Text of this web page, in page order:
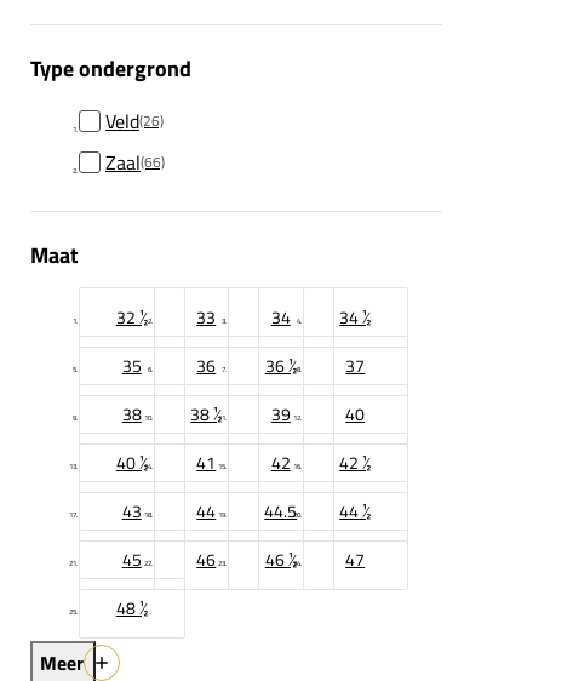
Type ondergrond
Veld(26)
Zaal(66)
Maat
32 ½ 33 34
34 ½
35
36 36 ½
37
38
38 ½ 39
40
40 ½
41 42
42 ½
43
44 44.5
44 ½
45
46 46 ½
47
48 ½
Meer